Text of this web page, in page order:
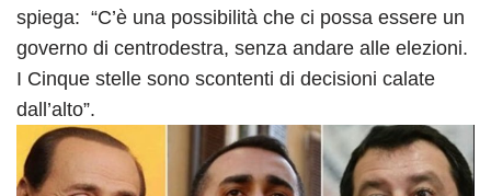
spiega: “C’è una possibilità che ci possa essere un
governo di centrodestra, senza andare alle elezioni.
I Cinque stelle sono scontenti di decisioni calate
dall’alto”.